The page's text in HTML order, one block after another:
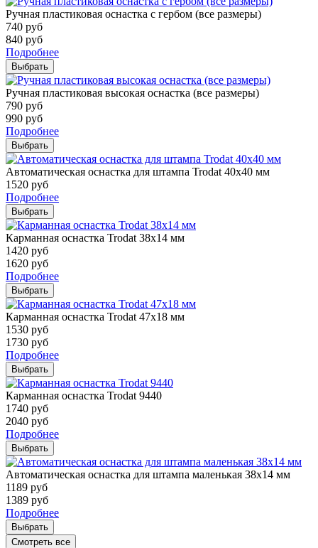
Ручная пластиковая оснастка с гербом (все размеры)
740 руб
840 руб
Подробнее
Выбрать
Ручная пластиковая высокая оснастка (все размеры)
790 руб
990 руб
Подробнее
Выбрать
Автоматическая оснастка для штампа Trodat 40х40 мм
1520 руб
Подробнее
Выбрать
Карманная оснастка Trodat 38х14 мм
1420 руб
1620 руб
Подробнее
Выбрать
Карманная оснастка Trodat 47х18 мм
1530 руб
1730 руб
Подробнее
Выбрать
Карманная оснастка Trodat 9440
1740 руб
2040 руб
Подробнее
Выбрать
Автоматическая оснастка для штампа маленькая 38х14 мм
1189 руб
1389 руб
Подробнее
Выбрать
Смотреть все